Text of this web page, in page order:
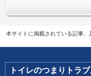
本サイトに掲載されている記事、
トイレのつまりトラ